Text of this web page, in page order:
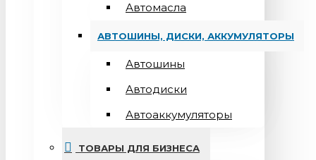
Автомасла
АВТОШИНЫ, ДИСКИ, АККУМУЛЯТОРЫ
Автошины
Автодиски
Автоаккумуляторы
ТОВАРЫ ДЛЯ БИЗНЕСА